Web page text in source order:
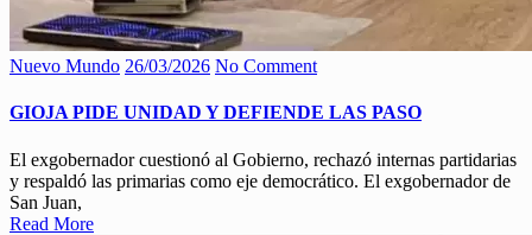
Nuevo Mundo 26/03/2026 No Comment
GIOJA PIDE UNIDAD Y DEFIENDE LAS PASO
El exgobernador cuestionó al Gobierno, rechazó internas partidarias
y respaldó las primarias como eje democrático. El exgobernador de
San Juan,
Read More